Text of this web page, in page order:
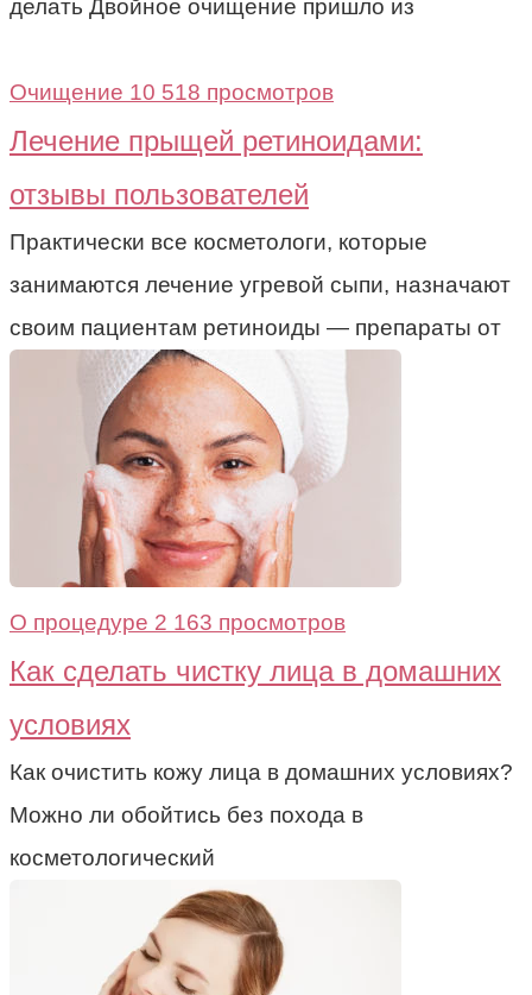
делать Двойное очищение пришло из
Очищение 10 518 просмотров
Лечение прыщей ретиноидами:
отзывы пользователей
Практически все косметологи, которые
занимаются лечение угревой сыпи, назначают
своим пациентам ретиноиды — препараты от
О процедуре 2 163 просмотров
Как сделать чистку лица в домашних
условиях
Как очистить кожу лица в домашних условиях?
Можно ли обойтись без похода в
косметологический